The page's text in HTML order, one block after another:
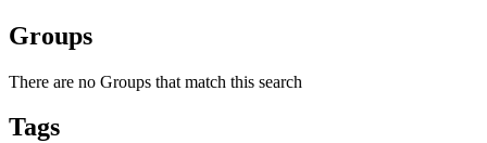
Groups
There are no Groups that match this search
Tags